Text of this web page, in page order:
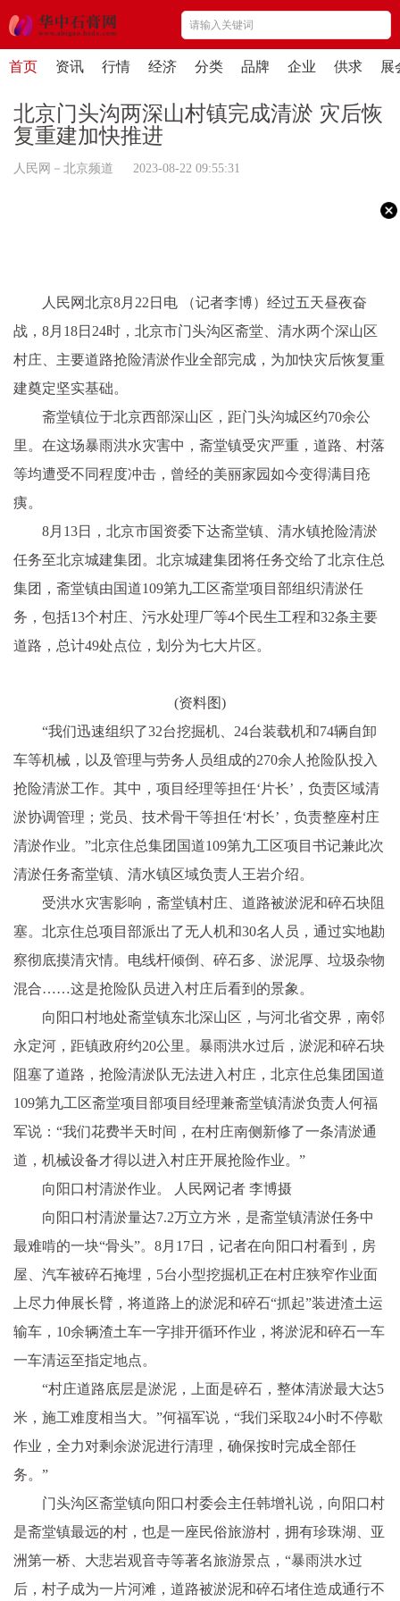
首页 资讯 行情 经济 分类 品牌 企业 供求 展
北京门头沟两深山村镇完成清淤 灾后恢
复重建加快推进
人民网－北京频道 2023-08-22 09:55:31
人民网北京8月22日电 （记者李博）经过五天昼夜奋
战，8月18日24时，北京市门头沟区斋堂、清水两个深山区
村庄、主要道路抢险清淤作业全部完成，为加快灾后恢复重
建奠定坚实基础。
斋堂镇位于北京西部深山区，距门头沟城区约70余公
里。在这场暴雨洪水灾害中，斋堂镇受灾严重，道路、村落
等均遭受不同程度冲击，曾经的美丽家园如今变得满目疮
痍。
8月13日，北京市国资委下达斋堂镇、清水镇抢险清淤
任务至北京城建集团。北京城建集团将任务交给了北京住总
集团，斋堂镇由国道109第九工区斋堂项目部组织清淤任
务，包括13个村庄、污水处理厂等4个民生工程和32条主要
道路，总计49处点位，划分为七大片区。
(资料图)
“我们迅速组织了32台挖掘机、24台装载机和74辆自卸
车等机械，以及管理与劳务人员组成的270余人抢险队投入
抢险清淤工作。其中，项目经理等担任‘片长’，负责区域清
淤协调管理；党员、技术骨干等担任‘村长’，负责整座村庄
清淤作业。”北京住总集团国道109第九工区项目书记兼此次
清淤任务斋堂镇、清水镇区域负责人王岩介绍。
受洪水灾害影响，斋堂镇村庄、道路被淤泥和碎石块阻
塞。北京住总项目部派出了无人机和30名人员，通过实地勘
察彻底摸清灾情。电线杆倾倒、碎石多、淤泥厚、垃圾杂物
混合……这是抢险队员进入村庄后看到的景象。
向阳口村地处斋堂镇东北深山区，与河北省交界，南邻
永定河，距镇政府约20公里。暴雨洪水过后，淤泥和碎石块
阻塞了道路，抢险清淤队无法进入村庄，北京住总集团国道
109第九工区斋堂项目部项目经理兼斋堂镇清淤负责人何福
军说：“我们花费半天时间，在村庄南侧新修了一条清淤通
道，机械设备才得以进入村庄开展抢险作业。”
向阳口村清淤作业。 人民网记者 李博摄
向阳口村清淤量达7.2万立方米，是斋堂镇清淤任务中
最难啃的一块“骨头”。8月17日，记者在向阳口村看到，房
屋、汽车被碎石掩埋，5台小型挖掘机正在村庄狭窄作业面
上尽力伸展长臂，将道路上的淤泥和碎石“抓起”装进渣土运
输车，10余辆渣土车一字排开循环作业，将淤泥和碎石一车
一车清运至指定地点。
“村庄道路底层是淤泥，上面是碎石，整体清淤最大达5
米，施工难度相当大。”何福军说，“我们采取24小时不停歇
作业，全力对剩余淤泥进行清理，确保按时完成全部任
务。”
门头沟区斋堂镇向阳口村委会主任韩增礼说，向阳口村
是斋堂镇最远的村，也是一座民俗旅游村，拥有珍珠湖、亚
洲第一桥、大悲岩观音寺等著名旅游景点，“暴雨洪水过
后，村子成为一片河滩，道路被淤泥和碎石堵住造成通行不